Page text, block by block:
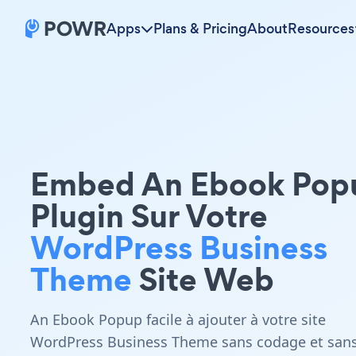
Apps Plans & PricingAboutResources
Embed An Ebook
Plugin Sur Votre
WordPress Business
ThemeSite Web
An Ebook Popup facile à ajouter à votre site
WordPress Business Theme sans codage et